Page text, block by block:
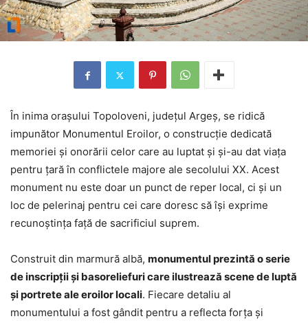
În inima orașului Topoloveni, județul Argeș, se ridică
impunător Monumentul Eroilor, o construcție dedicată
memoriei și onorării celor care au luptat și și-au dat viața
pentru țară în conflictele majore ale secolului XX. Acest
monument nu este doar un punct de reper local, ci și un
loc de pelerinaj pentru cei care doresc să își exprime
recunoștința față de sacrificiul suprem.
Construit din marmură albă, monumentul prezintă o serie
de inscripții și basoreliefuri care ilustrează scene de luptă
și portrete ale eroilor locali. Fiecare detaliu al
monumentului a fost gândit pentru a reflecta forța și